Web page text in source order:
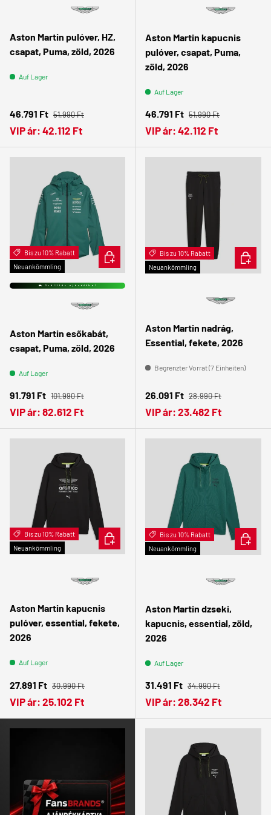
Aston Martin pulóver, HZ,
csapat, Puma, zöld, 2026
Auf Lager
Verkaufspreis
46.791 Ft Normaler Preis
51.990 Ft
VIP ár: 42.112 Ft
Aston Martin kapucnis
pulóver, csapat, Puma,
zöld, 2026
Auf Lager
Verkaufspreis
46.791 Ft Normaler Preis
51.990 Ft
VIP ár: 42.112 Ft
Bis zu 10% Rabatt
Neuankömmling
⛟ Szállítás ajándékba!
Aston Martin esőkabát,
csapat, Puma, zöld, 2026
Auf Lager
Verkaufspreis
91.791 Ft Normaler Preis
101.990 Ft
VIP ár: 82.612 Ft
OPTIONEN AUSWÄHLEN
Bis zu 10% Rabatt
Neuankömmling
Aston Martin nadrág,
Essential, fekete, 2026
Begrenzter Vorrat (7 Einheiten)
Verkaufspreis
26.091 Ft Normaler Preis
28.990 Ft
VIP ár: 23.482 Ft
Bis zu 10% Rabatt
Neuankömmling
Aston Martin kapucnis
pulóver, essential, fekete,
2026
Auf Lager
Verkaufspreis
27.891 Ft Normaler Preis
30.990 Ft
VIP ár: 25.102 Ft
OPTIONEN AUSWÄHLEN
Bis zu 10% Rabatt
Neuankömmling
Aston Martin dzseki,
kapucnis, essential, zöld,
2026
Auf Lager
Verkaufspreis
31.491 Ft Normaler Preis
34.990 Ft
VIP ár: 28.342 Ft